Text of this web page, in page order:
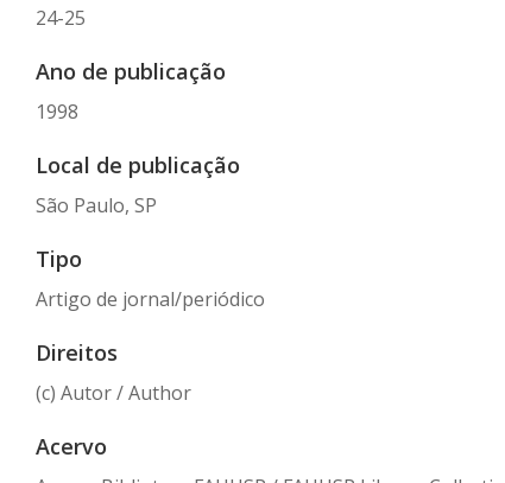
24-25
Ano de publicação
1998
Local de publicação
São Paulo, SP
Tipo
Artigo de jornal/periódico
Direitos
(c) Autor / Author
Acervo